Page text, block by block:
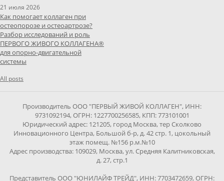
21 июля 2026
Как помогает коллаген при
остеопорозе и остеоартрозе?
Разбор исследований и роль
ПЕРВОГО ЖИВОГО КОЛЛАГЕНА®
для опорно-двигательной
системы
All posts
Производитель ООО "ПЕРВЫЙ ЖИВОЙ КОЛЛАГЕН", ИНН:
9731092194, ОГРН: 1227700256585, КПП: 773101001
Юридический адрес: 121205, город Москва, тер Сколково
Инновационного Центра, Большой б-р, д. 42 стр. 1, цокольный
этаж помещ. №156 р.м.№10
Адрес производства: 109029, Москва, ул. Средняя Калитниковская,
д. 27, стр.1
Представитель ООО "ЮНИЛАЙФ ТРЕЙД", ИНН: 7703472659, ОГРН: